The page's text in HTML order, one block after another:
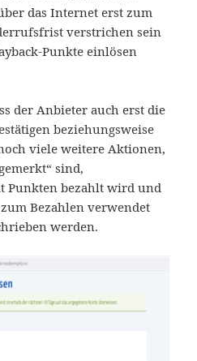
das Internet erst zum
verstrichen sein
Punkte einlösen
der Anbieter auch erst die
beziehungsweise
viele weitere Aktionen,
sind,
Punkten bezahlt wird und
Bezahlen verwendet
werden.